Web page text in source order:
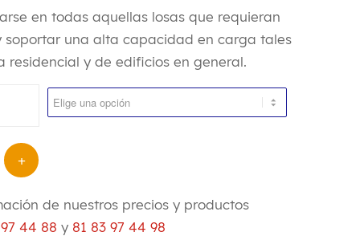
en todas aquellas losas que requieran
soportar una alta capacidad en carga tales
residencial y de edificios en general.
de nuestros precios y productos
44 88 y 81 83 97 44 98